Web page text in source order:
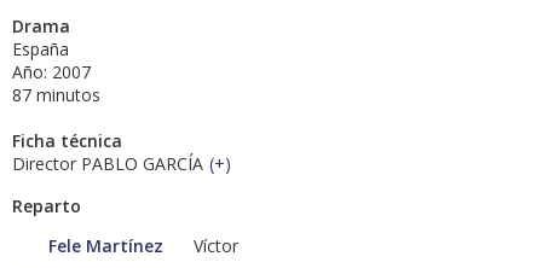
Drama
España
Año: 2007
87 minutos
Ficha técnica
Director PABLO GARCÍA (+)
Reparto
Fele Martínez
Víctor